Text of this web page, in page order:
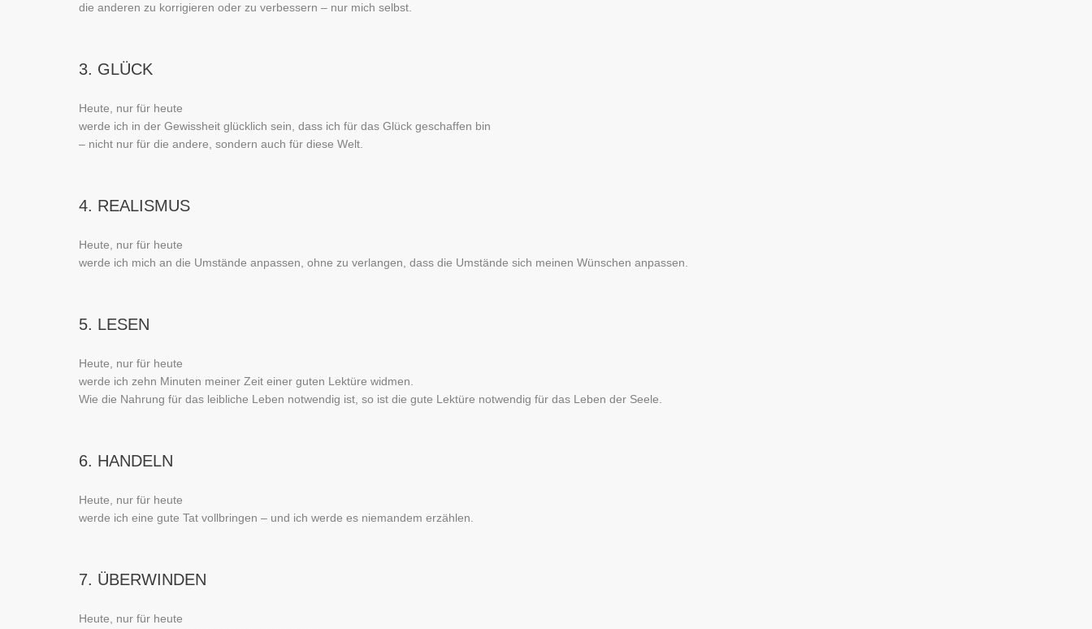
die anderen zu korrigieren oder zu verbessern – nur mich selbst.
3. GLÜCK
Heute, nur für heute
werde ich in der Gewissheit glücklich sein, dass ich für das Glück geschaffen bin
– nicht nur für die andere, sondern auch für diese Welt.
4. REALISMUS
Heute, nur für heute
werde ich mich an die Umstände anpassen, ohne zu verlangen, dass die Umstände sich meinen Wünschen anpassen.
5. LESEN
Heute, nur für heute
werde ich zehn Minuten meiner Zeit einer guten Lektüre widmen.
Wie die Nahrung für das leibliche Leben notwendig ist, so ist die gute Lektüre notwendig für das Leben der Seele.
6. HANDELN
Heute, nur für heute
werde ich eine gute Tat vollbringen – und ich werde es niemandem erzählen.
7. ÜBERWINDEN
Heute, nur für heute